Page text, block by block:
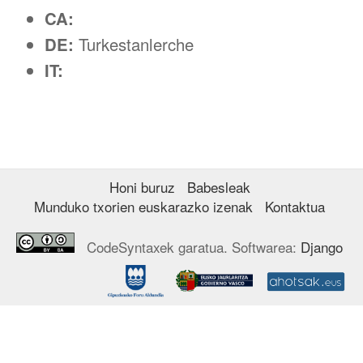
CA:
DE: Turkestanlerche
IT:
Honi buruz
Babesleak
Munduko txorien euskarazko izenak
Kontaktua
CodeSyntaxek garatua. Softwarea: Django